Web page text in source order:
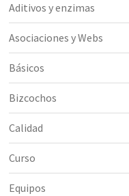
Aditivos y enzimas
Asociaciones y Webs
Básicos
Bizcochos
Calidad
Curso
Equipos